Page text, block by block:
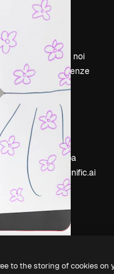
Prezzi
Recensioni
Lavora con noi
Cerca tendenze
Blog
Slidesgo
Vendi i tuoi
contenuti
Sala stampa
Cerchi magnific.ai
to the storing of cookies on